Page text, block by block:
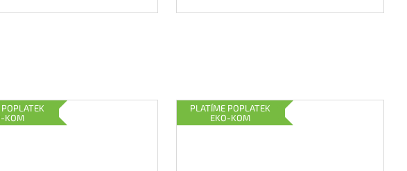
KOM
PLATÍME POPLATEK
EKO-KOM